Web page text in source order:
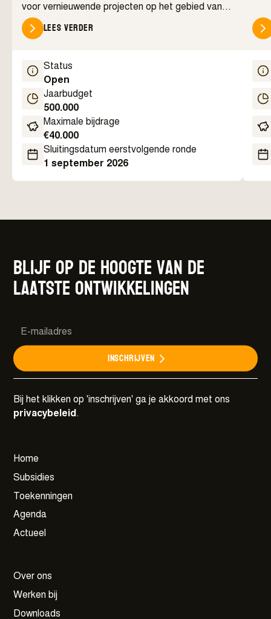
voor vernieuwende projecten op het gebied van
amateurkunst, actieve cultuurdeelname en
erfgoed. De regeling richt zich op initiatieven die
erfgoed en archeologie, zowel in de ontwikkeling
als uitvoering van een project.
Lees verder
Status
Open
Jaarbudget
500.000
Maximale bijdrage
€40.000
Sluitingsdatum eerstvolgende ronde
1 september 2026
Blijf op de hoogte van de
laatste ontwikkelingen
Inschrijven
Bij het klikken op 'inschrijven' ga je akkoord met ons
privacybeleid .
Home
Subsidies
Toekenningen
Agenda
Actueel
Over ons
Werken bij
Downloads